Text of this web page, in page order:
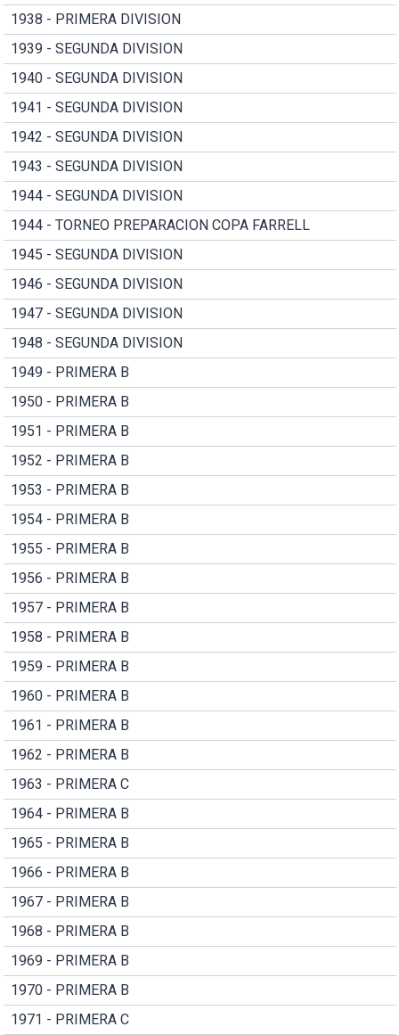
1938 - PRIMERA DIVISION
1939 - SEGUNDA DIVISION
1940 - SEGUNDA DIVISION
1941 - SEGUNDA DIVISION
1942 - SEGUNDA DIVISION
1943 - SEGUNDA DIVISION
1944 - SEGUNDA DIVISION
1944 - TORNEO PREPARACION COPA FARRELL
1945 - SEGUNDA DIVISION
1946 - SEGUNDA DIVISION
1947 - SEGUNDA DIVISION
1948 - SEGUNDA DIVISION
1949 - PRIMERA B
1950 - PRIMERA B
1951 - PRIMERA B
1952 - PRIMERA B
1953 - PRIMERA B
1954 - PRIMERA B
1955 - PRIMERA B
1956 - PRIMERA B
1957 - PRIMERA B
1958 - PRIMERA B
1959 - PRIMERA B
1960 - PRIMERA B
1961 - PRIMERA B
1962 - PRIMERA B
1963 - PRIMERA C
1964 - PRIMERA B
1965 - PRIMERA B
1966 - PRIMERA B
1967 - PRIMERA B
1968 - PRIMERA B
1969 - PRIMERA B
1970 - PRIMERA B
1971 - PRIMERA C